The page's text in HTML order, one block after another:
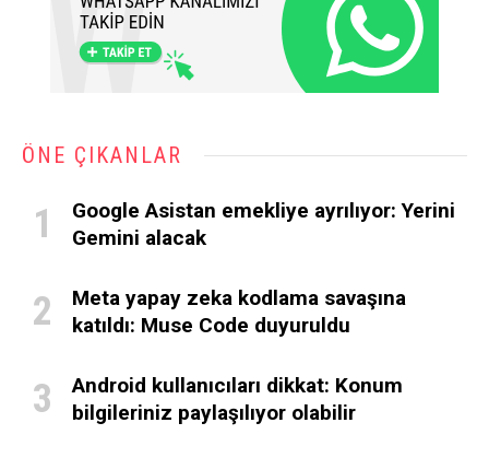
ÖNE ÇIKANLAR
Google Asistan emekliye ayrılıyor: Yerini
Gemini alacak
Meta yapay zeka kodlama savaşına
katıldı: Muse Code duyuruldu
Android kullanıcıları dikkat: Konum
bilgileriniz paylaşılıyor olabilir